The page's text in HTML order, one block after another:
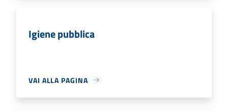
Igiene pubblica
VAI ALLA PAGINA